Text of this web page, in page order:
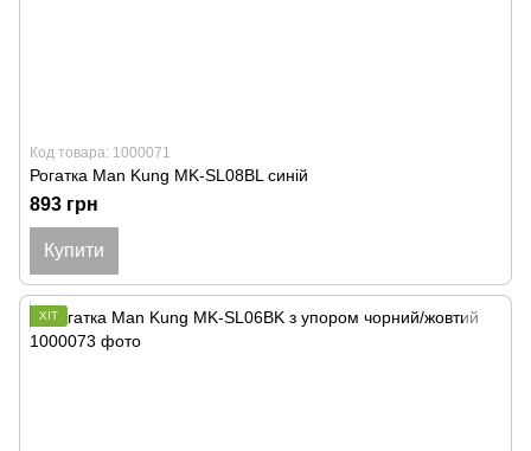
Код товара: 1000071
Рогатка Man Kung MK-SL08BL синій
893 грн
Купити
ХІТ